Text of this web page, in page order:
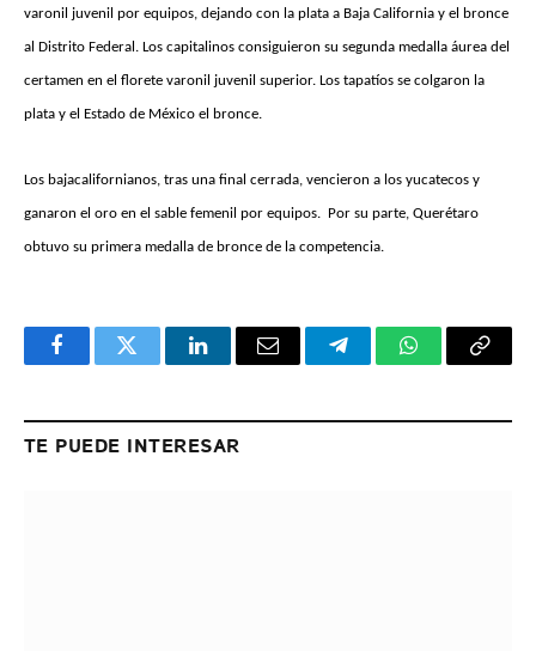
varonil juvenil por equipos, dejando con la plata a Baja California y el bronce
al Distrito Federal. Los capitalinos consiguieron su segunda medalla áurea del
certamen en el florete varonil juvenil superior. Los tapatíos se colgaron la
plata y el Estado de México el bronce.
Los bajacalifornianos, tras una final cerrada, vencieron a los yucatecos y
ganaron el oro en el sable femenil por equipos. Por su parte, Querétaro
obtuvo su primera medalla de bronce de la competencia.
FacebookTwitter LinkedInEmail TelegramWhatsApp
Copy
TE PUEDE INTERESAR